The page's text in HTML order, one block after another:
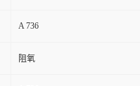
A 736
阻氧